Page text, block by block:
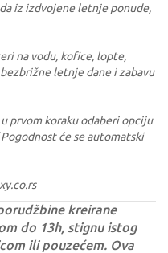
iz izdvojene letnje ponude,
na vodu, kofice, lopte,
letnje dane i zabavu
prvom koraku odaberi opciju
će se automatski
kreirane
do 13h, stignu istog
ili pouzećem. Ova